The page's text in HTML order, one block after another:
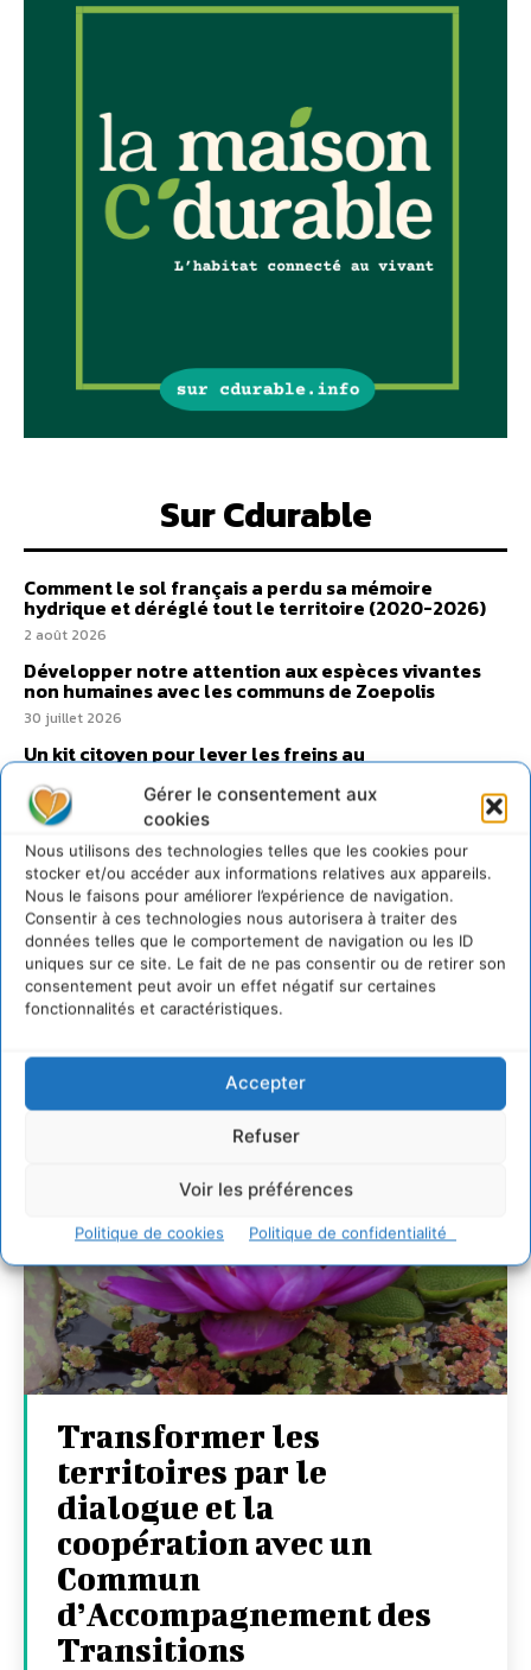
Gérer le consentement aux
cookies
Nous utilisons des technologies telles que les cookies pour
stocker et/ou accéder aux informations relatives aux appareils.
Nous le faisons pour améliorer l’expérience de navigation.
Consentir à ces technologies nous autorisera à traiter des
données telles que le comportement de navigation ou les ID
uniques sur ce site. Le fait de ne pas consentir ou de retirer son
consentement peut avoir un effet négatif sur certaines
fonctionnalités et caractéristiques.
Accepter
Refuser
Voir les préférences
Politique de cookies Politique de confidentialité
Sur Cdurable
Comment le sol français a perdu sa mémoire
hydrique et déréglé tout le territoire (2020-2026)
2 août 2026
Développer notre attention aux espèces vivantes
non humaines avec les communs de Zoepolis
30 juillet 2026
Un kit citoyen pour lever les freins au
villes
29 juillet 2026
L’éco-anxiété informe et l’éco-lucidité transforme
28 juillet 2026
7 indicateurs pour des villes résilientes et durables,
adaptées au changement climatique
27 juillet 2026
Transformer les
territoires par le
dialogue et la
coopération avec un
Commun
d’Accompagnement des
Transitions